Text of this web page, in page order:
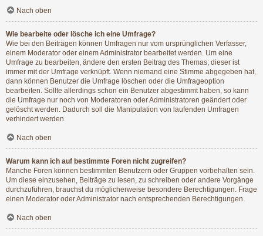
Nach oben
Wie bearbeite oder lösche ich eine Umfrage?
Wie bei den Beiträgen können Umfragen nur vom ursprünglichen Verfasser,
einem Moderator oder einem Administrator bearbeitet werden. Um eine
Umfrage zu bearbeiten, ändere den ersten Beitrag des Themas; dieser ist
immer mit der Umfrage verknüpft. Wenn niemand eine Stimme abgegeben hat,
dann können Benutzer die Umfrage löschen oder die Umfrageoption
bearbeiten. Sollte allerdings schon ein Benutzer abgestimmt haben, so kann
die Umfrage nur noch von Moderatoren oder Administratoren geändert oder
gelöscht werden. Dadurch soll die Manipulation von laufenden Umfragen
verhindert werden.
Nach oben
Warum kann ich auf bestimmte Foren nicht zugreifen?
Manche Foren können bestimmten Benutzern oder Gruppen vorbehalten sein.
Um diese einzusehen, Beiträge zu lesen, zu schreiben oder andere Vorgänge
durchzuführen, brauchst du möglicherweise besondere Berechtigungen. Frage
einen Moderator oder Administrator nach entsprechenden Berechtigungen.
Nach oben